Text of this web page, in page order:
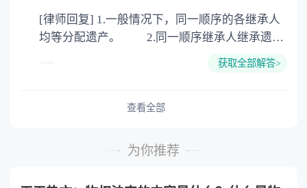
公证。
[律师回复] 1.一般情况下，同一顺序的各继承人
均等分配遗产。 2.同一顺序继承人继承遗产
或者与被继承人共同生活的继承人，分配遗产
的继承人，不尽扶养义务的，分配遗产时，应当
获取全部解答>
查看全部
为你推荐